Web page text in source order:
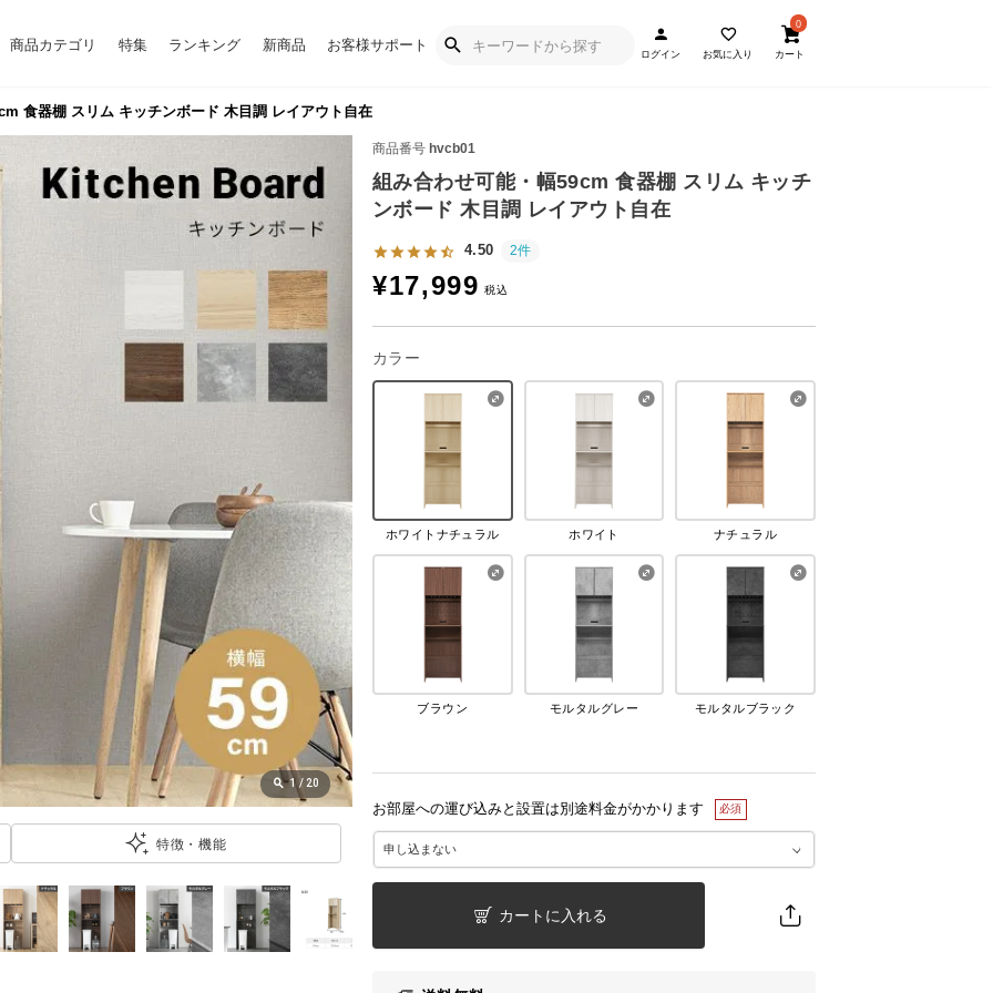
商品カテゴリ 特集 ランキング 新商品 お客様サポート
ログイン お気に入り
0
カート
食器棚 スリム キッチンボード 木目調 レイアウト自在
商品番号 hvcb01
組み合わせ可能・幅59cm 食器棚 スリム キッチ
ンボード 木目調 レイアウト自在
4.50 2件
¥17,999
カラー
ホワイトナチュラル ホワイト ナチュラル
ブラウン モルタルグレー モルタルブラック
お部屋への運び込みと設置は別途料金がかかります
カートに入れる
1 / 20
特徴・機能